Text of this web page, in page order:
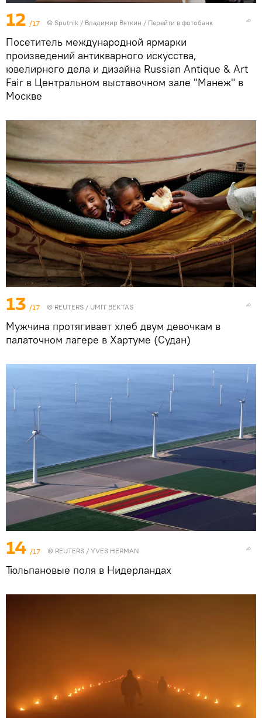
12 /17 © Sputnik / Владимир Вяткин / Перейти в фотобанк
Посетитель международной ярмарки
произведений антикварного искусства,
ювелирного дела и дизайна Russian Antique & Art
Fair в Центральном выставочном зале "Манеж" в
Москве
13 /17 © REUTERS / UMIT BEKTAS
Мужчина протягивает хлеб двум девочкам в
палаточном лагере в Хартуме (Судан)
14 /17 © REUTERS / YVES HERMAN
Тюльпановые поля в Нидерландах